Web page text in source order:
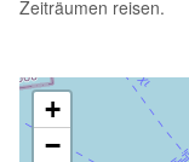
Zeiträumen reisen.
+
−